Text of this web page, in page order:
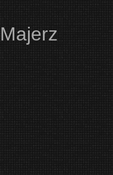
Majerz